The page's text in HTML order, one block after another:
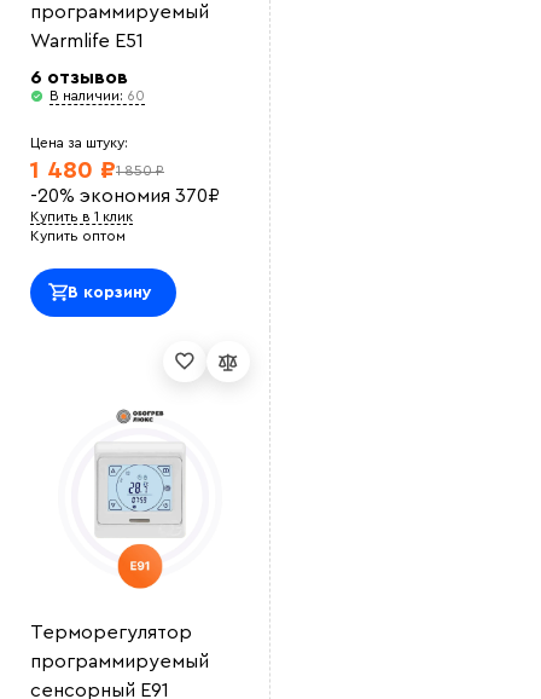
программируемый
Warmlife E51
6 отзывов
В наличии: 60
Цена за штуку:
1 850 ₽
1 480 ₽
-20% экономия 370₽
Купить в 1 клик
Купить оптом
В корзину
Терморегулятор
программируемый
сенсорный E91